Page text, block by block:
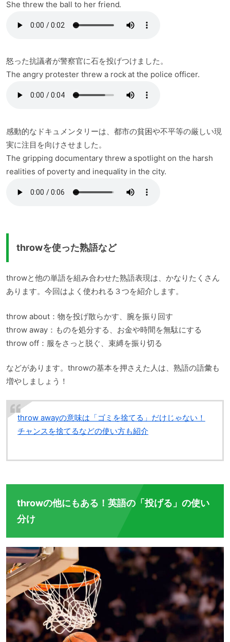
She threw the ball to her friend.
怒った抗議者が警察官に石を投げつけました。
The angry protester threw a rock at the police officer.
感動的なドキュメンタリーは、都市の貧困や不平等の厳しい現
実に注目を向けさせました。
The gripping documentary threw a spotlight on the harsh
realities of poverty and inequality in the city.
throwを使った熟語など
throwと他の単語を組み合わせた熟語表現は、かなりたくさん
あります。今回はよく使われる３つを紹介します。
throw about：物を投げ散らかす、腕を振り回す
throw away：ものを処分する、お金や時間を無駄にする
throw off：服をさっと脱ぐ、束縛を振り切る
などがあります。throwの基本を押さえた人は、熟語の語彙も
増やしましょう！
throw awayの意味は「ゴミを捨てる」だけじゃない！
チャンスを捨てるなどの使い方も紹介
throwの他にもある！英語の「投げる」の使い
分け